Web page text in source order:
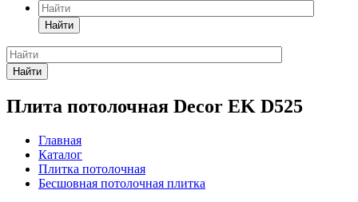
Найти
Найти
Плита потолочная Decor EK D525
Главная
Каталог
Плитка потолочная
Бесшовная потолочная плитка